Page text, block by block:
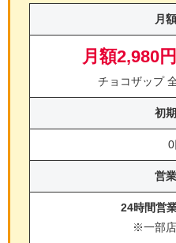
月
月額2,980円
チョコザップ
初
0
営
24時間営
※一部店